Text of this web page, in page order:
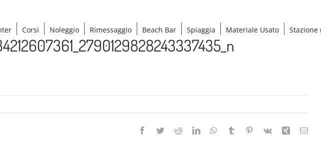
Corsi Noleggio Rimessaggio Beach Bar Spiaggia Materiale Usato Stazione
Facebook
TwitterRedditLinkedInWhatsApp
Tumblr Pinterest
Vk Xing